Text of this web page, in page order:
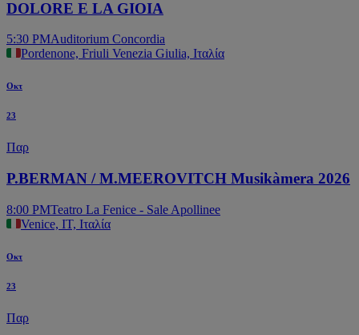
DOLORE E LA GIOIA
5:30 PMAuditorium Concordia
Pordenone, Friuli Venezia Giulia, Ιταλία
Οκτ
23
Παρ
P.BERMAN / M.MEEROVITCH Musikàmera 2026
8:00 PMTeatro La Fenice - Sale Apollinee
Venice, IT, Ιταλία
Οκτ
23
Παρ